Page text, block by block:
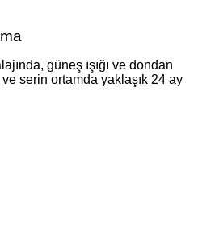
güneş ışığı ve dondan
ve serin ortamda yaklaşık 24 ay